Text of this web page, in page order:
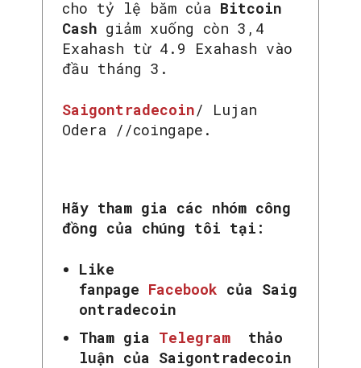
cho tỷ lệ băm của Bitcoin
Cash giảm xuống còn 3,4
Exahash từ 4.9 Exahash vào
đầu tháng 3.
Saigontradecoin/ Lujan
Odera //coingape.
Hãy tham gia các nhóm công
đồng của chúng tôi tại:
Like
fanpage Facebook của Saig
ontradecoin
Tham gia Telegram
thảo
luận của Saigontradecoin